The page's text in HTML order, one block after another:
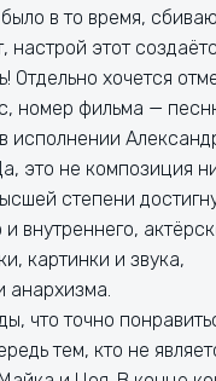
в то время,
настрой этот
Отдельно хочется
номер фильма —
исполнении
это не композиция
степени
внутреннего,
картинки и звука,
анархизма.
что точно
тем, кто не